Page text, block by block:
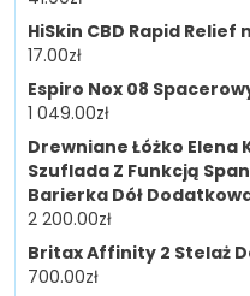
HiSkin CBD Rapid Relief
17.00zł
Espiro Nox 08
1 049.00zł
Drewniane Łóżko Elena
Szuflada Z Funkcją
Barierka Dół
2 200.00zł
Britax Affinity 2 Stelaż
700.00zł